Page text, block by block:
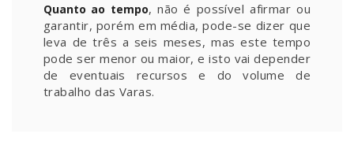
Quanto ao tempo, não é possível afirmar ou
garantir, porém em média, pode-se dizer que
leva de três a seis meses, mas este tempo
pode ser menor ou maior, e isto vai depender
de eventuais recursos e do volume de
trabalho das Varas.